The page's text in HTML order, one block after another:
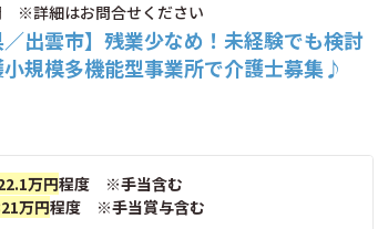
※詳細はお問合せください
／出雲市】残業少なめ！未経験でも検討
規模多機能型事業所で介護士募集♪
万円程度 ※手当含む
万円程度 ※手当賞与含む